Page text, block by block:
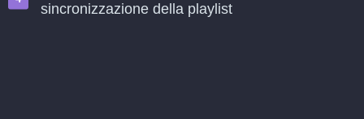
sincronizzazione della playlist